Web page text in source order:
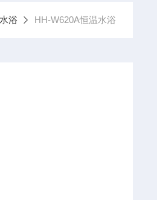
浴 HH-W620A恒温水浴